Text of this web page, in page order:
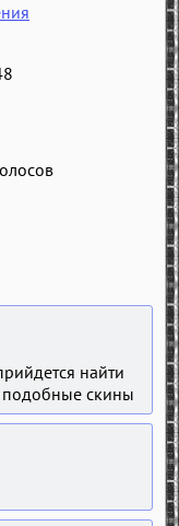
найти
подобные скины